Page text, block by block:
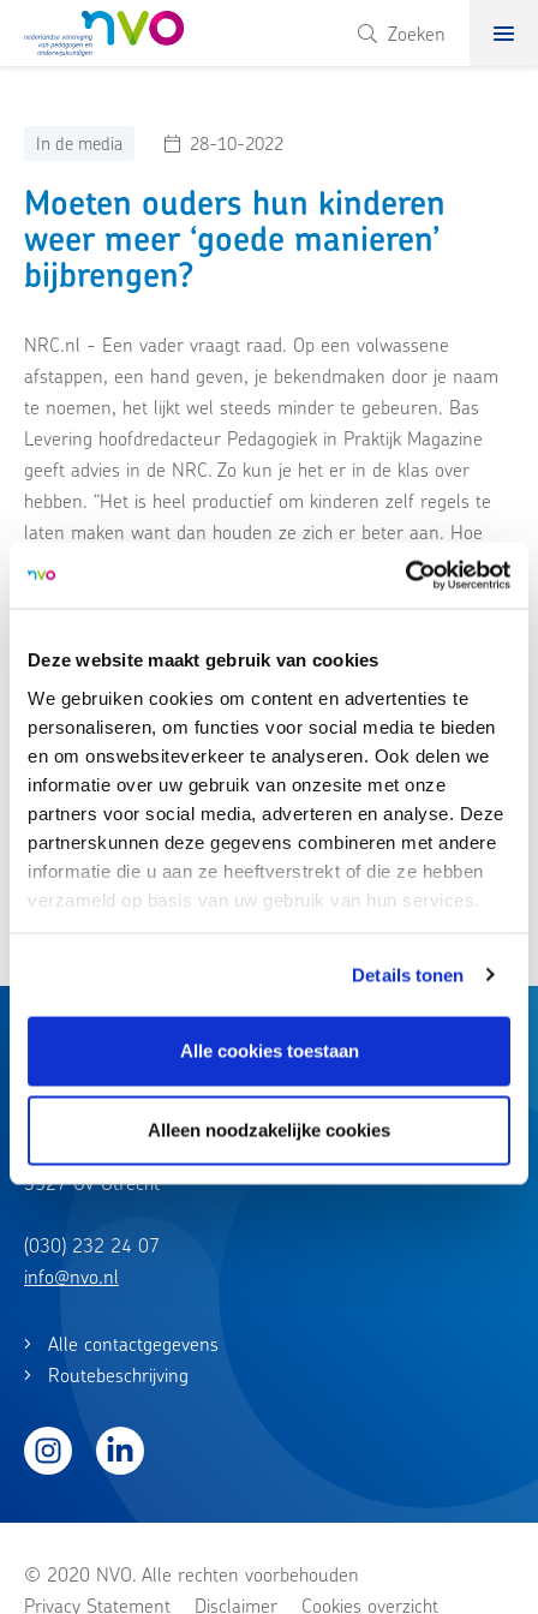
Deze website maakt gebruik van cookies
We gebruiken cookies om content en advertenties te
personaliseren, om functies voor social media te bieden
en om onswebsiteverkeer te analyseren. Ook delen we
informatie over uw gebruik van onzesite met onze
partners voor social media, adverteren en analyse. Deze
partnerskunnen deze gegevens combineren met andere
informatie die u aan ze heeftverstrekt of die ze hebben
verzameld op basis van uw gebruik van hun services.
Details tonen
Alle cookies toestaan
Alleen noodzakelijke cookies
NVO Zoeken
In de media 28-10-2022
Moeten ouders hun kinderen
weer meer ‘goede manieren’
bijbrengen?
NRC.nl - Een vader vraagt raad. Op een volwassene
afstappen, een hand geven, je bekendmaken door je naam
te noemen, het lijkt wel steeds minder te gebeuren. Bas
Levering hoofdredacteur Pedagogiek in Praktijk Magazine
geeft advies in de NRC. Zo kun je het er in de klas over
hebben. “Het is heel productief om kinderen zelf regels te
laten maken want dan houden ze zich er beter aan. Hoe
willen we met elkaar omgaan? Geven we een hand, zeggen
die doorgaans niet komen.”
>Naar artikel
Terug naar overzicht
Deel dit artikel:
3527 GV Utrecht
(030) 232 24 07
info@nvo.nl
Alle contactgegevens
Routebeschrijving
InstagramLinkedIn
© 2020 NVO. Alle rechten voorbehouden
Privacy Statement
Disclaimer Cookies overzicht